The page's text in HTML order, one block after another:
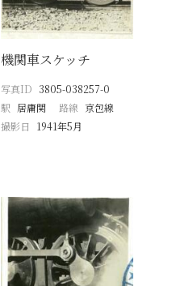
機関車スケッチ
写真ID 3805-038257-0
駅 居庸関 路線 京包線
撮影日
1941年5月